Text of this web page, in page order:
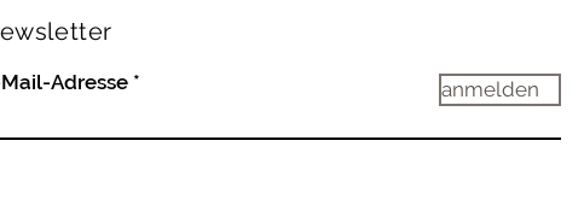
Adresse anmelden